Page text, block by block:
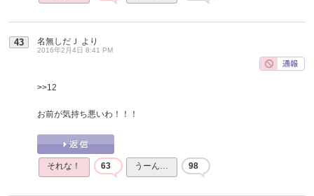
43 名無しだＪ より
2016年2月4日 8:41 PM
>>12
お前が気持ち悪いわ！！！
それな！ 63 うーん… 98